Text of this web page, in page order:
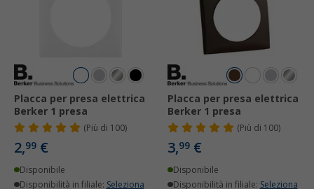
Placca per presa elettrica
Berker 1 presa
( Più di 100)
2,99 €
Disponibile
Disponibilità in filiale: Seleziona
Placca per presa elettrica
Berker 1 presa
( Più di 100)
3,99 €
Disponibile
Disponibilità in filiale: Seleziona